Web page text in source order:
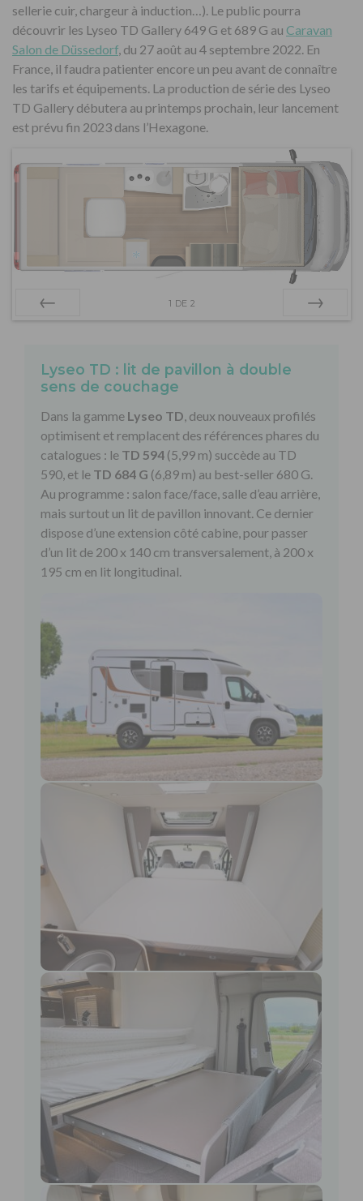
sellerie cuir, chargeur à induction…). Le public pourra
découvrir les Lyseo TD Gallery 649 G et 689 G au Caravan
Salon de Düssedorf, du 27 août au 4 septembre 2022. En
France, il faudra patienter encore un peu avant de connaître
les tarifs et équipements. La production de série des Lyseo
TD Gallery débutera au printemps prochain, leur lancement
est prévu fin 2023 dans l’Hexagone.
1 DE 2
Lyseo TD : lit de pavillon à double
sens de couchage
Dans la gamme Lyseo TD , deux nouveaux profilés
optimisent et remplacent des références phares du
catalogues : le TD 594(5,99 m) succède au TD
590, et le TD 684 G (6,89 m) au best-seller 680 G.
Au programme : salon face/face, salle d’eau arrière,
mais surtout un lit de pavillon innovant. Ce dernier
dispose d’une extension côté cabine, pour passer
d’un lit de 200 x 140 cm transversalement, à 200 x
195 cm en lit longitudinal.